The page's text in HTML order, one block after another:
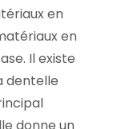
en
en
Il existe
dentelle